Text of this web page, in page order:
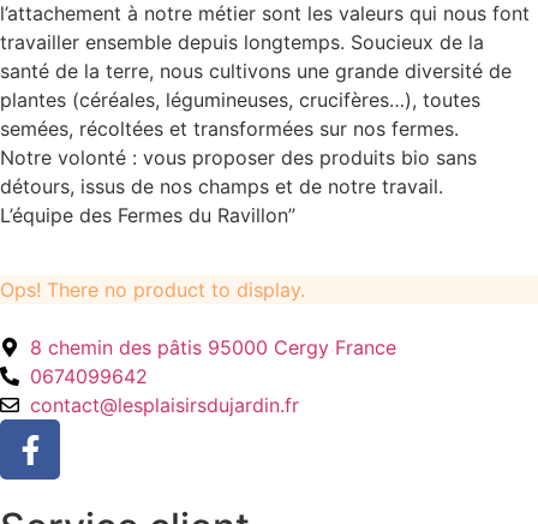
l’attachement à notre métier sont les valeurs qui nous font
travailler ensemble depuis longtemps. Soucieux de la
santé de la terre, nous cultivons une grande diversité de
plantes (céréales, légumineuses, crucifères…), toutes
semées, récoltées et transformées sur nos fermes.
Notre volonté : vous proposer des produits bio sans
détours, issus de nos champs et de notre travail.
L’équipe des Fermes du Ravillon”
Ops! There no product to display.
8 chemin des pâtis 95000 Cergy France
0674099642
contact@lesplaisirsdujardin.fr